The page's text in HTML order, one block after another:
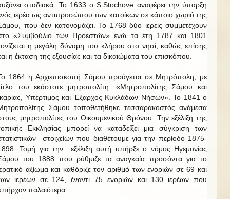
σταδιακά. Το 1633 ο S.Stochove αναφέρει την ύπαρξη
ιερέα ως αντιπροσώπου των κατοίκων σε κάποιο χωριό της
που δεν κατονομάζει. Το 1768 δύο ιερείς συμμετέχουν
«Συμβούλιο των Προεστών» ενώ τα έτη 1787 και 1801
η μεγάλη δύναμη του κλήρου στο νησί, καθώς επίσης
η έκταση της εξουσίας και τα δικαιώματα του επισκόπου.
1864 η Αρχιεπισκοπή Σάμου προάγεται σε Μητρόπολη, με
του εκάστοτε μητροπολίτη: «Μητροπολίτης Σάμου και
Υπέρτιμος και Έξαρχος Κυκλάδων Νήσων». Το 1841 ο
Σάμου τοποθετήθηκε τεσσαρακοστός ανάμεσα
μητροπολίτες του Οικουμενικού Θρόνου. Την εξέλιξη της
Εκκλησίας μπορεί να καταδείξει μια σύγκριση των
στοιχείων που διαθέτουμε για την περίοδο 1875-
Τομή για την εξέλιξη αυτή υπήρξε ο νόμος Ηγεμονίας
του 1888 που ρύθμιζε τα αναγκαία προσόντα για το
αξίωμα και καθόριζε τον αριθμό των ενοριών σε 69 και
ιερέων σε 124, έναντι 75 ενοριών και 130 ιερέων που
παλαιότερα.